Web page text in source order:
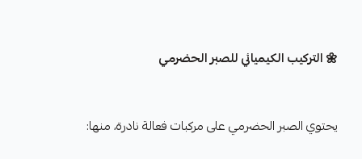
🌼 التركيب الكيميائي للصبر الحضرمي
يحتوي الصبر الحضرمي على مركبات فعالة نادرة، منها: